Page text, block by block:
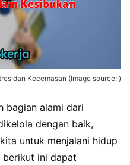
dan Kecemasan (Image source: )
bagian alami dari
dengan baik,
untuk menjalani hidup
berikut ini dapat